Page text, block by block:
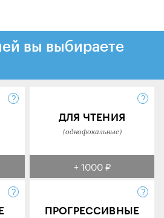
вы выбираете
ДЛЯ ЧТЕНИЯ
(однофокальные)
+ 1000 ₽
ПРОГРЕССИВНЫЕ